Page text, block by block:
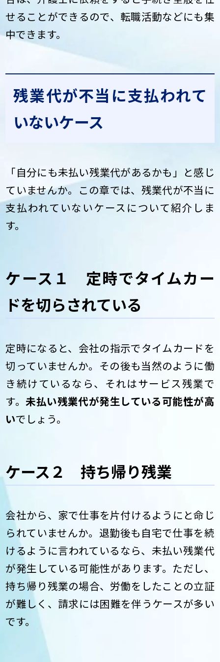
せることができるので、転職活動などにも集
中できます。
残業代が不当に支払われて
いないケース
「自分にも未払い残業代があるかも」と感じ
ていませんか。この章では、残業代が不当に
支払われていないケースについて紹介しま
す。
ケース１ 定時でタイムカー
ドを切らされている
定時になると、会社の指示でタイムカードを
切っていませんか。その後も当然のように働
き続けているなら、それはサービス残業で
す。未払い残業代が発生している可能性が高
いでしょう。
ケース２ 持ち帰り残業
会社から、家で仕事を片付けるようにと命じ
られていませんか。退勤後も自宅で仕事を続
けるように言われているなら、未払い残業代
が発生している可能性があります。ただし、
持ち帰り残業の場合、労働をしたことの立証
が難しく、請求には困難を伴うケースが多い
です。